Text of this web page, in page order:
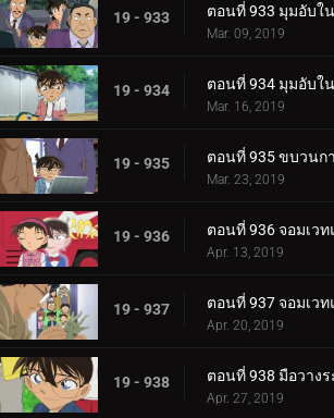
19 - 933
Mar. 09, 2019
19 - 934
Mar. 16, 2019
19 - 935
Mar. 23, 2019
19 - 936
Apr. 13, 2019
19 - 937
Apr. 20, 2019
19 - 938
Apr. 27, 2019